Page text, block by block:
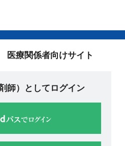
医療関係者向けサイト
師）としてログイン